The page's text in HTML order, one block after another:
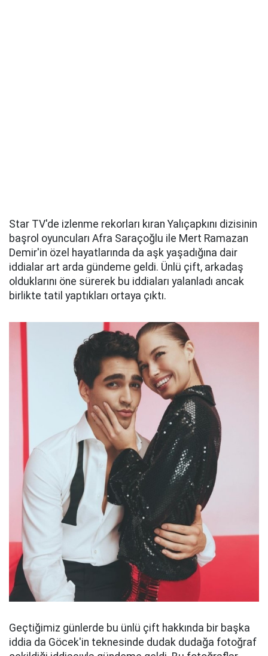
Star TV'de izlenme rekorları kıran Yalıçapkını dizisinin
başrol oyuncuları Afra Saraçoğlu ile Mert Ramazan
Demir'in özel hayatlarında da aşk yaşadığına dair
iddialar art arda gündeme geldi. Ünlü çift, arkadaş
olduklarını öne sürerek bu iddiaları yalanladı ancak
birlikte tatil yaptıkları ortaya çıktı.
Geçtiğimiz günlerde bu ünlü çift hakkında bir başka
iddia da Göcek'in teknesinde dudak dudağa fotoğraf